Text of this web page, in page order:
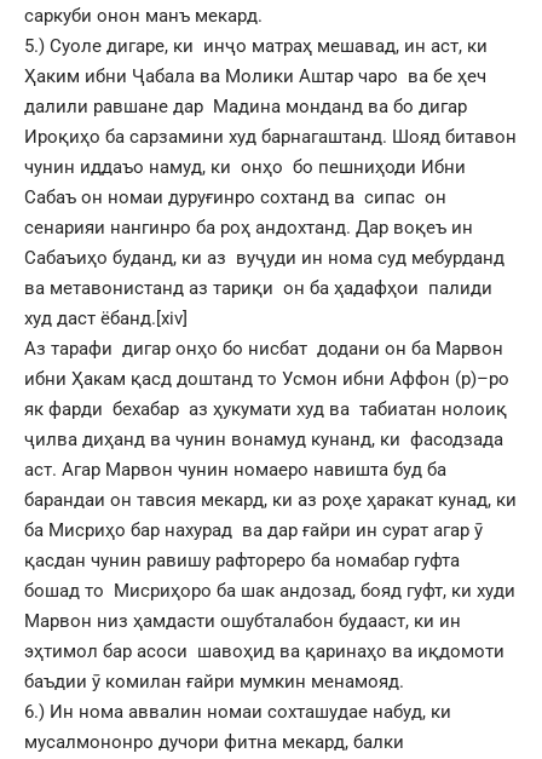
саркуби онон манъ мекард.
5.) Суоле дигаре, ки инҷо матраҳ мешавад, ин аст, ки
Ҳаким ибни Ҷабала ва Молики Аштар чаро ва бе ҳеч
далили равшане дар Мадина монданд ва бо дигар
Ироқиҳо ба сарзамини худ барнагаштанд. Шояд битавон
чунин иддаъо намуд, ки онҳо бо пешниҳоди Ибни
Сабаъ он номаи дуруғинро сохтанд ва сипас он
сенарияи нангинро ба роҳ андохтанд. Дар воқеъ ин
Сабаъиҳо буданд, ки аз вуҷуди ин нома суд мебурданд
ва метавонистанд аз тариқи он ба ҳадафҳои палиди
худ даст ёбанд.[xiv]
Аз тарафи дигар онҳо бо нисбат додани он ба Марвон
ибни Ҳакам қасд доштанд то Усмон ибни Аффон (р)–ро
як фарди бехабар аз ҳукумати худ ва табиатан нолоиқ
ҷилва диҳанд ва чунин вонамуд кунанд, ки фасодзада
аст. Агар Марвон чунин номаеро навишта буд ба
барандаи он тавсия мекард, ки аз роҳе ҳаракат кунад, ки
ба Мисриҳо бар нахурад ва дар ғайри ин сурат агар ӯ
қасдан чунин равишу рафтореро ба номабар гуфта
бошад то Мисриҳоро ба шак андозад, бояд гуфт, ки худи
Марвон низ ҳамдасти ошубталабон будааст, ки ин
эҳтимол бар асоси шавоҳид ва қаринаҳо ва иқдомоти
баъдии ӯ комилан ғайри мумкин менамояд.
6.) Ин нома аввалин номаи сохташудае набуд, ки
мусалмононро дучори фитна мекард, балки